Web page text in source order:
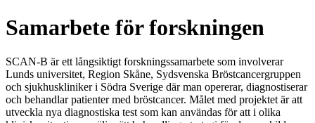
Samarbete för forskningen
SCAN-B är ett långsiktigt forskningssamarbete som involverar
Lunds universitet, Region Skåne, Sydsvenska Bröstcancergruppen
och sjukhuskliniker i Södra Sverige där man opererar, diagnostiserar
och behandlar patienter med bröstcancer. Målet med projektet är att
utveckla nya diagnostiska test som kan användas för att i olika